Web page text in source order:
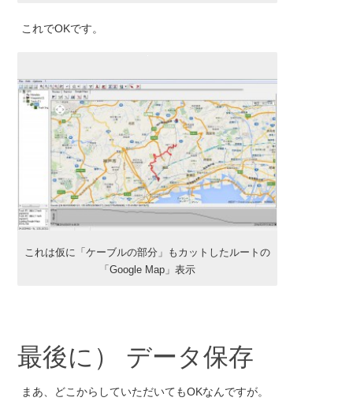
これでOKです。
これは仮に「ケーブルの部分」もカットしたルートの
「Google Map」表示
最後に） データ保存
まあ、どこからしていただいてもOKなんですが。